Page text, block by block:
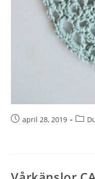
april 28, 2019